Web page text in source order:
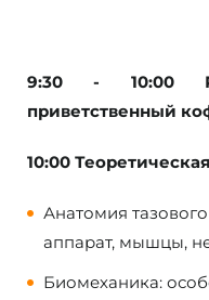
9:30 - 10:00
приветственный
10:00
Анатомия
аппарат, мышцы,
Биомеханика: